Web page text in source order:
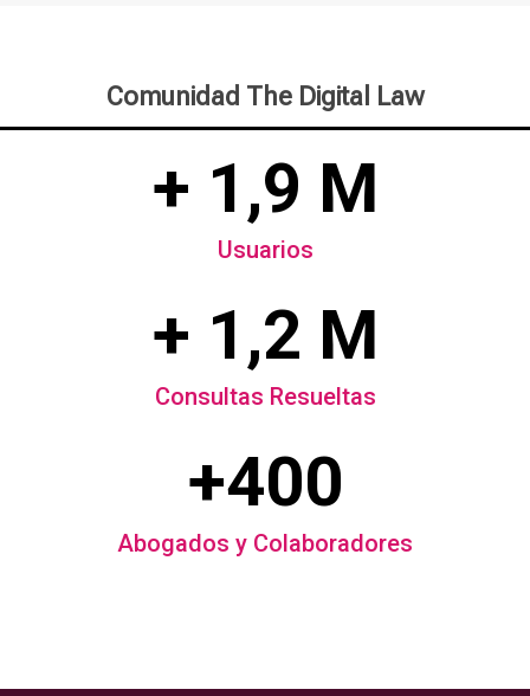
Comunidad The Digital Law
+ 1,9 M
Usuarios
+ 1,2 M
Consultas Resueltas
+400
Abogados y Colaboradores